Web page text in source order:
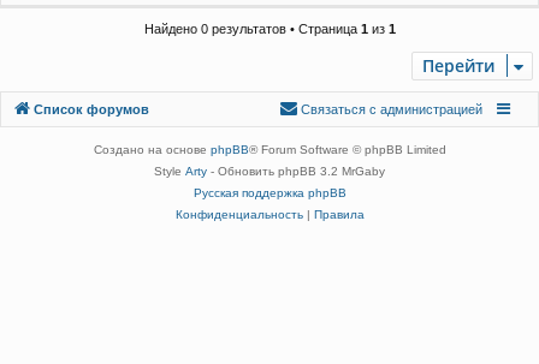
Найдено 0 результатов • Страница 1из 1
Перейти
Список форумов
Связаться с
Связаться с администрацией
Создано на основе phpBB® Forum Software © phpBB Limited
Style Arty - Обновить phpBB 3.2 MrGaby
Русская поддержка phpBB
Конфиденциальность| Правила